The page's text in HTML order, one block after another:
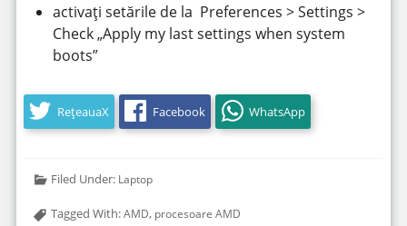
activați setările de la Preferences > Settings >
Check „Apply my last settings when system
boots”
RețeauaX Facebook WhatsApp
Filed Under: Laptop
Tagged With:AMD, procesoare AMD